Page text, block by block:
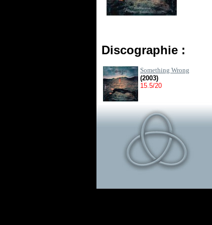
Discographie :
Something Wrong
(2003)
15.5/20